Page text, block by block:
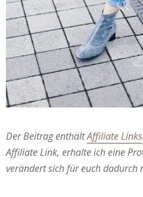
Der Beitrag enthältAffiliate Links
Affiliate Link, erhalte ich eine
verändert sich für euch dadurch